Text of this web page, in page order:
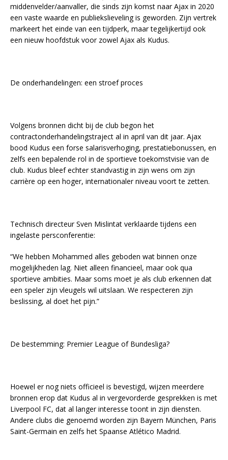
middenvelder/aanvaller, die sinds zijn komst naar Ajax in 2020
een vaste waarde en publiekslieveling is geworden. Zijn vertrek
markeert het einde van een tijdperk, maar tegelijkertijd ook
een nieuw hoofdstuk voor zowel Ajax als Kudus.
De onderhandelingen: een stroef proces
Volgens bronnen dicht bij de club begon het
contractonderhandelingstraject al in april van dit jaar. Ajax
bood Kudus een forse salarisverhoging, prestatiebonussen, en
zelfs een bepalende rol in de sportieve toekomstvisie van de
club. Kudus bleef echter standvastig in zijn wens om zijn
carrière op een hoger, internationaler niveau voort te zetten.
Technisch directeur Sven Mislintat verklaarde tijdens een
ingelaste persconferentie:
“We hebben Mohammed alles geboden wat binnen onze
mogelijkheden lag. Niet alleen financieel, maar ook qua
sportieve ambities. Maar soms moet je als club erkennen dat
een speler zijn vleugels wil uitslaan. We respecteren zijn
beslissing, al doet het pijn.”
De bestemming: Premier League of Bundesliga?
Hoewel er nog niets officieel is bevestigd, wijzen meerdere
bronnen erop dat Kudus al in vergevorderde gesprekken is met
Liverpool FC, dat al langer interesse toont in zijn diensten.
Andere clubs die genoemd worden zijn Bayern München, Paris
Saint-Germain en zelfs het Spaanse Atlético Madrid.